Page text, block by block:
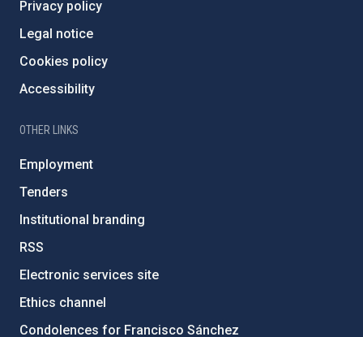
Privacy policy
Legal notice
Cookies policy
Accessibility
OTHER LINKS
Employment
Tenders
Institutional branding
RSS
Electronic services site
Ethics channel
Condolences for Francisco Sánchez